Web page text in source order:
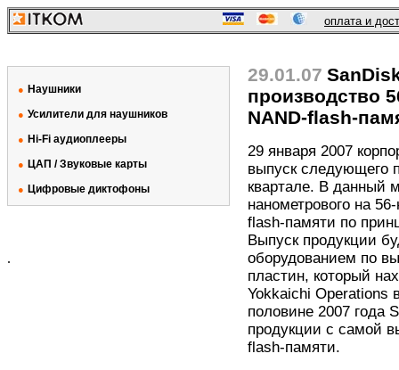
оплата и
● Наушники
● Усилители для наушников
● Hi-Fi аудиоплееры
● ЦАП / Звуковые карты
● Цифровые диктофоны
.
29.01.07
производство
NAND-flash-
29 января 2007
выпуск следующего
квартале. В данный
нанометрового на
flash-памяти по
Выпуск продукции
оборудованием по
пластин, который
Yokkaichi Operations
половине 2007 года
продукции с самой
flash-памяти.